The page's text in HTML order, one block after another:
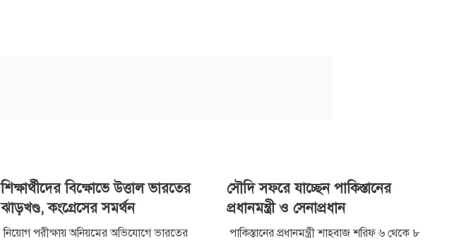
শিক্ষার্থীদের বিক্ষোভে উত্তাল ভারতের
ঝাড়খণ্ড, কংগ্রেসের সমর্থন
নিয়োগ পরীক্ষায় অনিয়মের অভিযোগে ভারতের
সৌদি সফরে যাচ্ছেন পাকিস্তানের
প্রধানমন্ত্রী ও সেনাপ্রধান
পাকিস্তানের প্রধানমন্ত্রী শাহবাজ শরিফ ৬ থেকে ৮